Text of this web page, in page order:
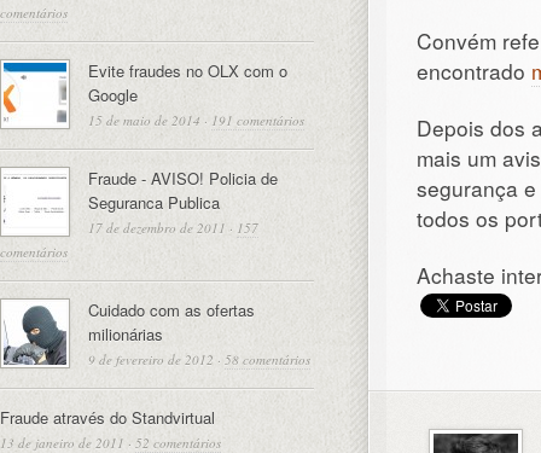
Convém
encontrado
Depois dos
mais um
segurança
todos os
Achaste
comentários
Evite fraudes no OLX com o
Google
15 de maio de 2014 · 191 comentários
Fraude - AVISO! Policia de
Seguranca Publica
17 de dezembro de 2011 · 157
comentários
Cuidado com as ofertas
milionárias
9 de fevereiro de 2012 · 58 comentários
Fraude através do Standvirtual
13 de janeiro de 2011 · 52 comentários